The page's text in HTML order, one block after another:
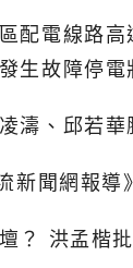
配電線路
生故障停
濤、邱若華
新聞網報導》
？ 洪孟楷